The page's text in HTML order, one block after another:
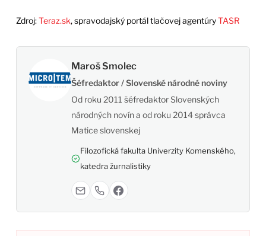
Zdroj:Teraz.sk, spravodajský portál tlačovej agentúryTASR
Maroš Smolec
Šéfredaktor / Slovenské národné noviny
Od roku 2011 šéfredaktor Slovenských
národných novín a od roku 2014 správca
Matice slovenskej
Filozofická fakulta Univerzity Komenského,
katedra žurnalistiky